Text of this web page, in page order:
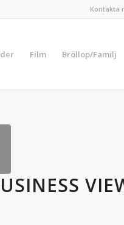
Kontakta
Film Bröllop/Familj